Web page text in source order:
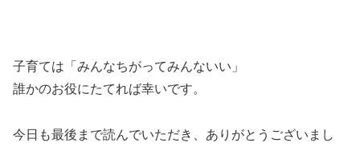
子育ては「みんなちがってみんないい」
誰かのお役にたてれば幸いです。
今日も最後まで読んでいただき、ありがとうございまし